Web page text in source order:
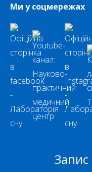
Ми у соцмережах